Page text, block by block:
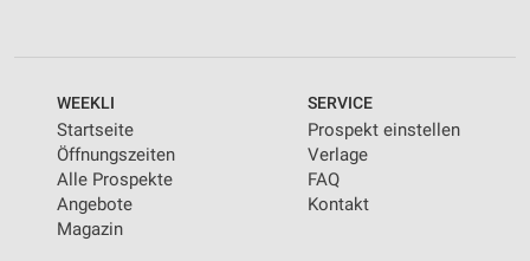
WEEKLI
Startseite
Öffnungszeiten
Alle Prospekte
Angebote
Magazin
SERVICE
Prospekt einstellen
Verlage
FAQ
Kontakt